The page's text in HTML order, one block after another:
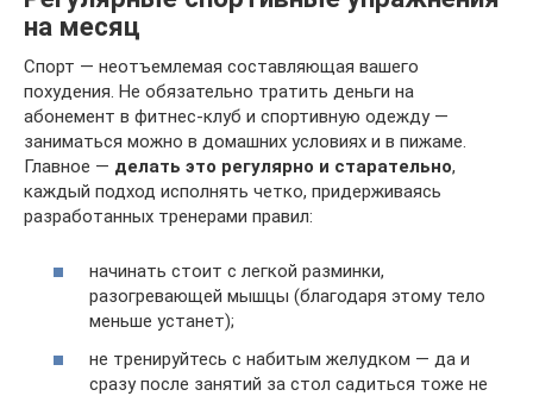
на месяц
Спорт — неотъемлемая составляющая вашего
похудения. Не обязательно тратить деньги на
абонемент в фитнес-клуб и спортивную одежду —
заниматься можно в домашних условиях и в пижаме.
Главное — делать это регулярно и старательно,
каждый подход исполнять четко, придерживаясь
разработанных тренерами правил:
начинать стоит с легкой разминки,
разогревающей мышцы (благодаря этому тело
меньше устанет);
не тренируйтесь с набитым желудком — да и
сразу после занятий за стол садиться тоже не